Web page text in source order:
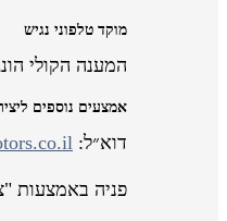
מוקד טלפוני נגיש
המענה הקולי
אמצעים נוספים
דוא״ל:
פניה באמצעות